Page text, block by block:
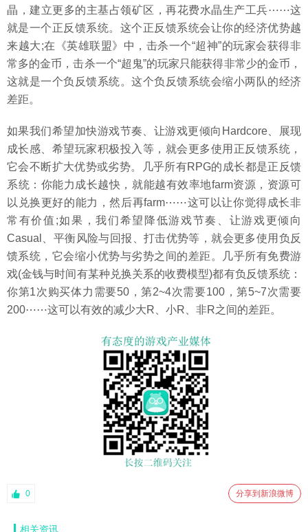
晶，建立更多的主基占领矿区，再花费水晶生产工兵⋯⋯这
就是一个正反馈系统。这个正反馈系统会让你的经济优势越
来越大;在《英雄联盟》中，击杀一个“超神”的玩家会获得非
常多的金币，击杀一个“超鬼”的玩家只能获得非常少的金币，
这就是一个负反馈系统。这个负反馈系统会缩小两队的经济
差距。
如果我们希望加快游戏节奏、让游戏更倾向Hardcore、展现
成长感、希望玩家积极投入等，就会更多使用正反馈系统，
它会不断扩大优势或劣势。几乎所有RPG的成长都是正反馈
系统：你能力成长越快，就能越有效率地farm资源，资源可
以兑换更好的能力，然后再farm⋯⋯这可以让你觉得成长非
常有价值;如果，我们希望降低游戏节奏、让游戏更倾向
Casual、平衡风险与回报、打击优势等，就会更多使用负反
馈系统，它会缩小优势与劣势之间的差距。几乎所有免费游
戏(金钱与时间有某种兑换关系的收费模型)都有负反馈系统：
你第1次购买体力需要50，第2~4次需要100，第5~7次需要
200⋯⋯这可以有效的减少大R、小R、非R之间的差距。
0 分享到新浪微博
相关资讯